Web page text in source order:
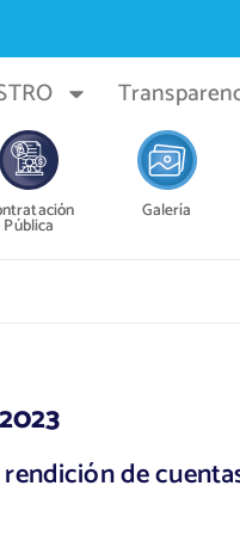
Pública
Galería
de